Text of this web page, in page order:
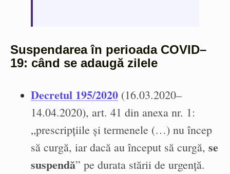
Suspendarea în perioada COVID–
19: când se adaugă zilele
Decretul 195/2020 (16.03.2020–
14.04.2020), art. 41 din anexa nr. 1:
„prescripțiile și termenele (…) nu încep
să curgă, iar dacă au început să curgă, se
suspendă” pe durata stării de urgență.